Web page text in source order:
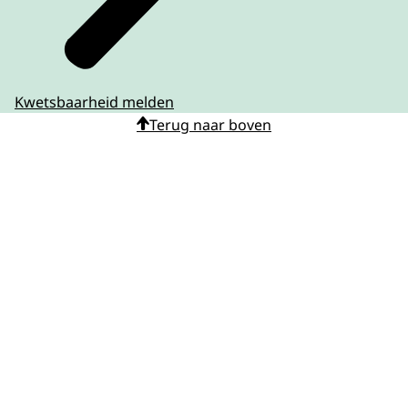
Kwetsbaarheid melden
Terug naar boven